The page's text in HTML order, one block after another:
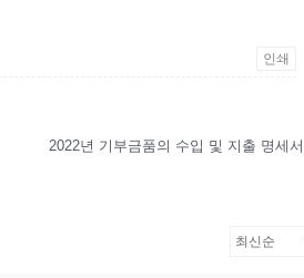
인쇄
2022년 기부금품의 수입 및 지출 명세서